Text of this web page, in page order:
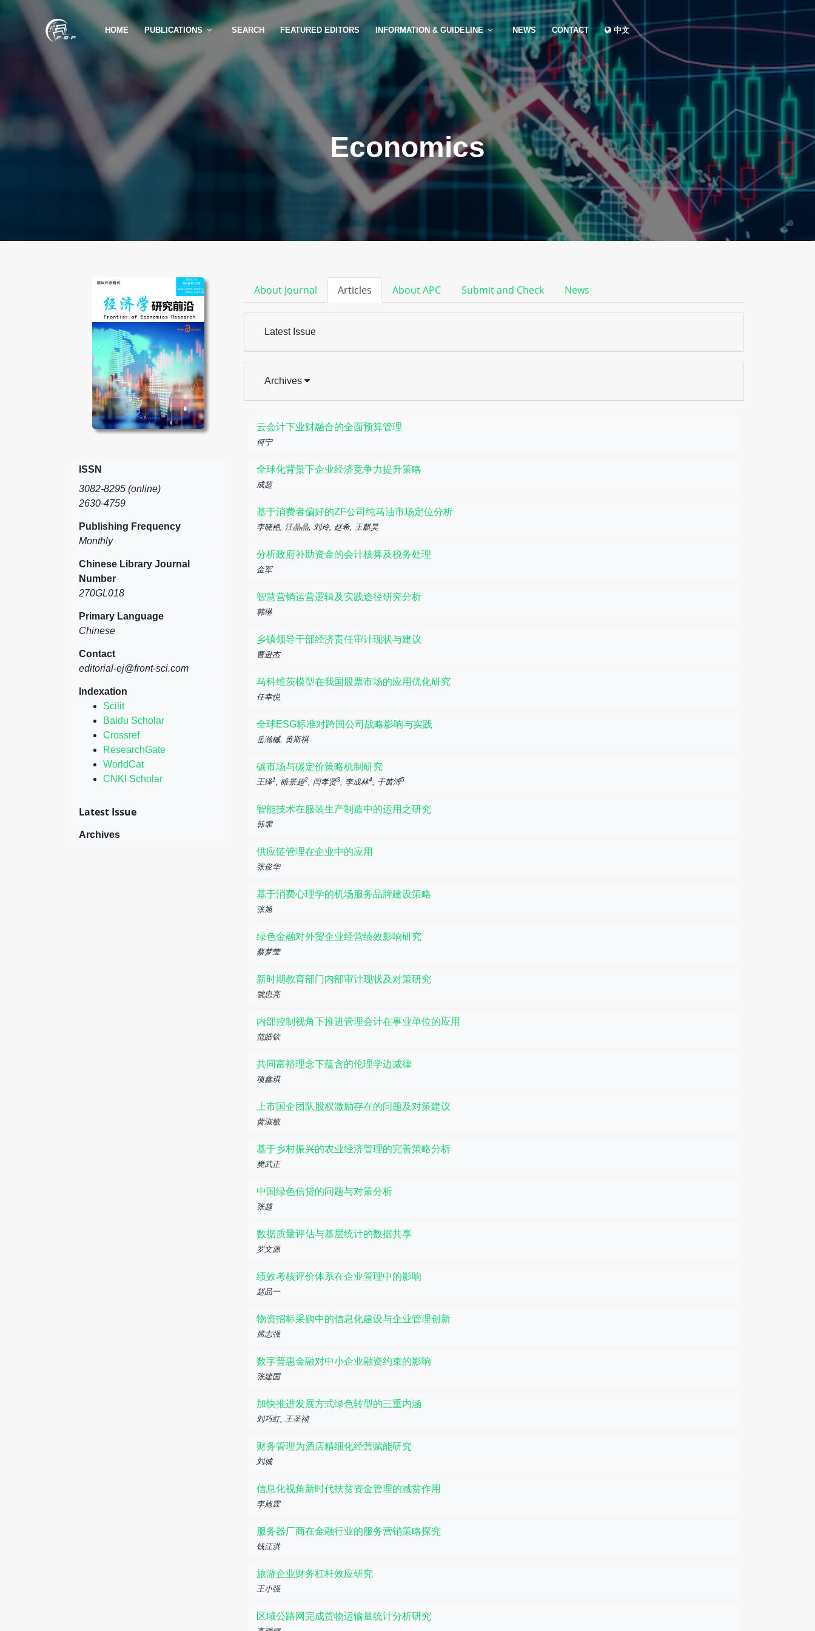
HOME PUBLICATIONS SEARCH FEATURED EDITORS INFORMATION & GUIDELINE NEWS CONTACT 中文
Economics
ISSN
3082-8295 (online)
2630-4759
Publishing Frequency
Monthly
Chinese Library Journal
Number
270GL018
Primary Language
Chinese
Contact
editorial-ej@front-sci.com
Indexation
Scilit
Baidu Scholar
Crossref
ResearchGate
WorldCat
CNKI Scholar
Latest Issue
Archives
About Journal Articles About APC Submit and Check News
Latest Issue
Archives
云会计下业财融合的全面预算管理
何宁
全球化背景下企业经济竞争力提升策略
成超
基于消费者偏好的ZF公司纯马油市场定位分析
李晓艳, 汪晶晶, 刘玲, 赵希, 王麒昊
分析政府补助资金的会计核算及税务处理
金军
智慧营销运营逻辑及实践途径研究分析
韩琳
乡镇领导干部经济责任审计现状与建议
曹逊杰
马科维茨模型在我国股票市场的应用优化研究
任幸悦
全球ESG标准对跨国公司战略影响与实践
岳瀚槭, 黄斯祺
碳市场与碳定价策略机制研究
王绎1, 睢景超2, 闫孝贤3, 李成林4, 于茵溥5
智能技术在服装生产制造中的运用之研究
韩霏
供应链管理在企业中的应用
张俊华
基于消费心理学的机场服务品牌建设策略
张旭
绿色金融对外贸企业经营绩效影响研究
蔡梦莹
新时期教育部门内部审计现状及对策研究
虢忠亮
内部控制视角下推进管理会计在事业单位的应用
范皓钦
共同富裕理念下蕴含的伦理学边减律
项鑫琪
上市国企团队股权激励存在的问题及对策建议
黄淑敏
基于乡村振兴的农业经济管理的完善策略分析
樊武正
中国绿色信贷的问题与对策分析
张越
数据质量评估与基层统计的数据共享
罗文源
绩效考核评价体系在企业管理中的影响
赵品一
物资招标采购中的信息化建设与企业管理创新
席志强
数字普惠金融对中小企业融资约束的影响
张建国
加快推进发展方式绿色转型的三重内涵
刘巧红, 王圣祯
财务管理为酒店精细化经营赋能研究
刘城
信息化视角新时代扶贫资金管理的减贫作用
李施霆
服务器厂商在金融行业的服务营销策略探究
钱江洪
旅游企业财务杠杆效应研究
王小强
区域公路网完成货物运输量统计分析研究